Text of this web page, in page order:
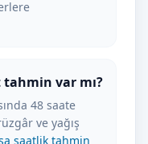
var mı?
48 saate
ve yağış
saatlik tahmin